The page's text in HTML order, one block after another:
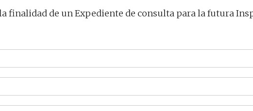
finalidad de un Expediente de consulta para la futura